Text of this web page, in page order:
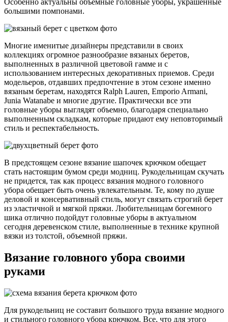
большими помпонами.
Многие именитые дизайнеры представили в своих
коллекциях огромное разнообразие вязаных беретов,
выполненных в различной цветовой гамме и с
использованием интересных декоративных приемов. Среди
модельеров, отдавших предпочтение в этом сезоне именно
вязаным беретам, находятся Ralph Lauren, Emporio Armani,
Junia Watanabe и многие другие. Практически все эти
головные уборы выглядят объемно, благодаря специально
выполненным складкам, которые придают ему неповторимый
стиль и респектабельность.
В предстоящем сезоне вязание шапочек крючком обещает
стать настоящим бумом среди модниц. Рукодельницам скучать
не придется, так как процесс вязания модного головного
убора обещает быть очень увлекательным. Те, кому по душе
деловой и консервативный стиль, могут связать строгий берет
из эластичной и мягкой пряжи. Любительницам богемного
шика отлично подойдут головные уборы в актуальном
сегодня деревенском стиле, выполненные в технике крупной
вязки из толстой, объемной пряжи.
Вязание головного убора своими
руками
Для рукодельниц не составит большого труда вязание модного
и стильного головного убора крючком. Все, что для этого